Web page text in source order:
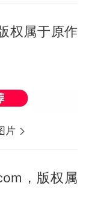
权属于原作
片
，版权属